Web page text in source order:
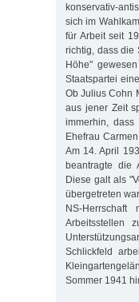
konservativ-
sich im
für Arbeit seit
richtig, dass die
Höhe"
Staatspartei
Ob Julius Cohn
aus jener Zeit
immerhin,
Ehefrau
Am 14. April
beantragte die
Diese galt als
übergetreten
NS-
Arbeitsstellen
Schlickfeld
Sommer 1941